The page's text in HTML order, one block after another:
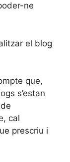
ne
el blog
que,
s’estan
cal
prescriu i